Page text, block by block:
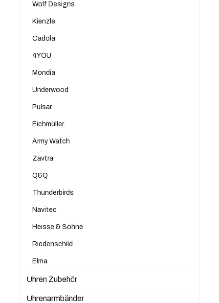
Wolf Designs
Kienzle
Cadola
4YOU
Mondia
Underwood
Pulsar
Eichmüller
Army Watch
Zavtra
Q&Q
Thunderbirds
Navitec
Heisse & Söhne
Riedenschild
Elma
Uhren Zubehör
Uhrenarmbänder